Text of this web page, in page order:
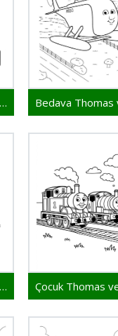
Bedava Çocuklar İçin Thomas ve Arkadaşları
Çizgi Thomas ve Arkadaşları